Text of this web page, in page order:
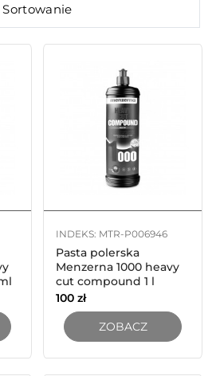
Sortowanie
INDEKS: MTR-P006946
Pasta polerska
Menzerna 1000 heavy
cut compound 1 l
100 zł
ZOBACZ